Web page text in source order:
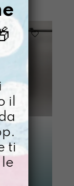
A0
il
ti